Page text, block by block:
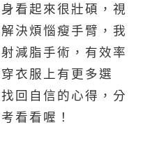
看起來很壯碩，視
決煩惱瘦手臂 ，我
減脂手術 ，有效率
衣服上有更多選
找回自信的心得，分
看看喔！